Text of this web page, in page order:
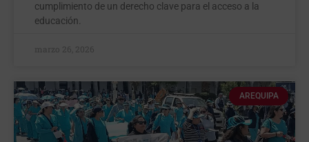
cumplimiento de un derecho clave para el acceso a la
educación.
marzo 26, 2026
AREQUIPA